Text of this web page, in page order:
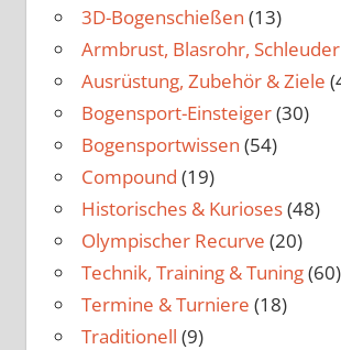
3D-Bogenschießen (13)
Armbrust, Blasrohr, Schleuder
Ausrüstung, Zubehör & Ziele
Bogensport-Einsteiger(30)
Bogensportwissen (54)
Compound (19)
Historisches & Kurioses(48)
Olympischer Recurve (20)
Technik, Training & Tuning(60)
Termine & Turniere (18)
Traditionell (9)